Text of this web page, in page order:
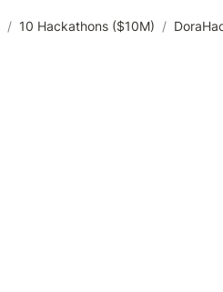
/ 10 Hackathons ($10M) /